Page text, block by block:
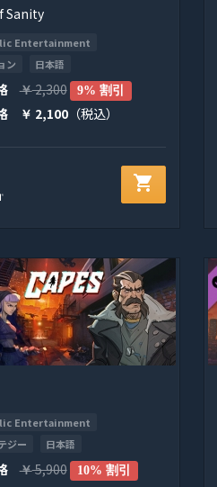
Sanity
Entertainment
ン
日本語
￥2,300 9% 割引
￥ 2,100（税込）
shopping_cart
Entertainment
ジー
日本語
￥5,900 10% 割引